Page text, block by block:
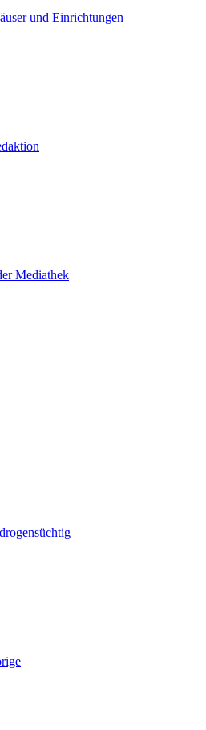
und Einrichtungen
Mediathek